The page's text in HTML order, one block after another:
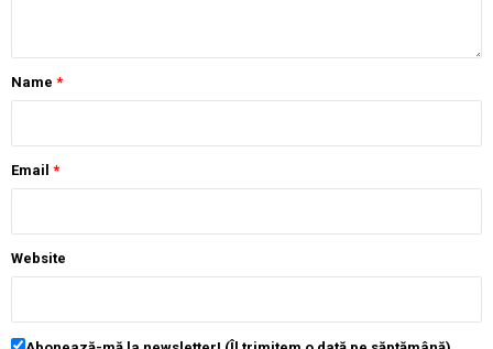
Name *
Email *
Website